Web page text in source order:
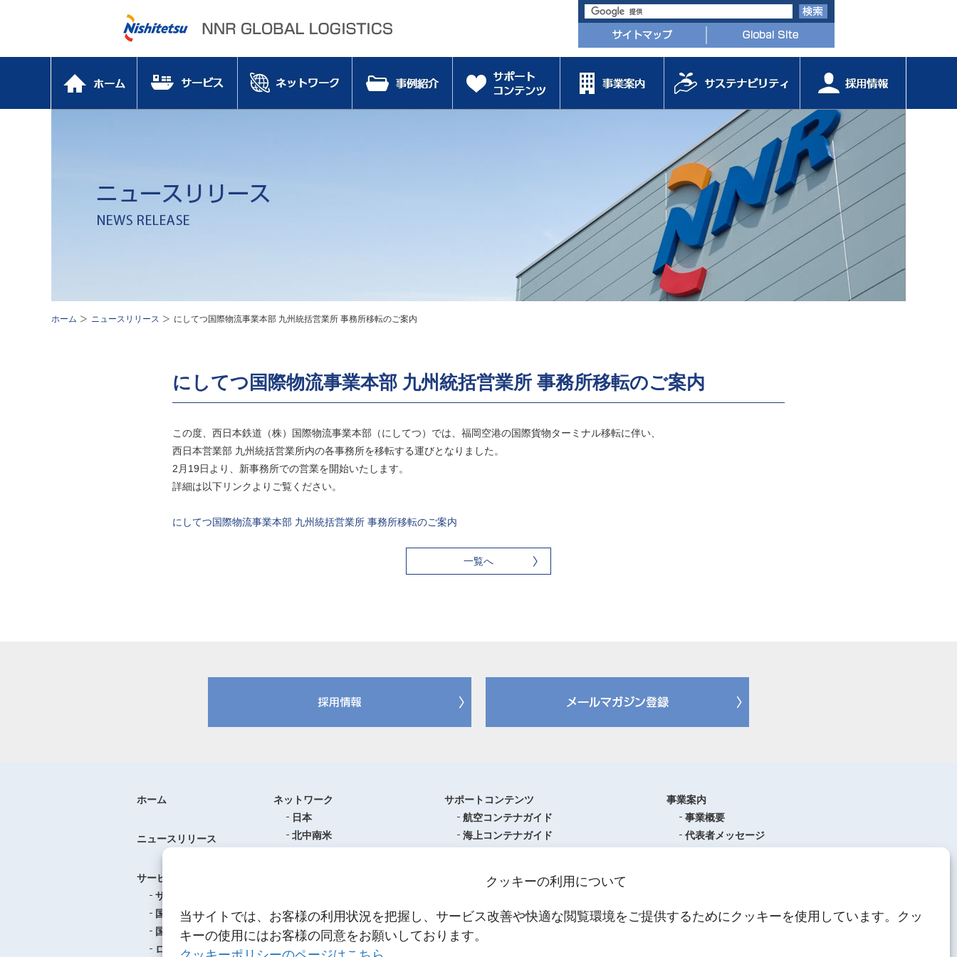
クッキーの利用について
当サイトでは、お客様の利用状況を把握し、サービス改善や快適な閲覧環境をご提供するためにクッキーを使用しています。クッ
キーの使用にはお客様の同意をお願いしております。
ホーム ニュースリリース にしてつ国際物流事業本部 九州統括営業所 事務所移転のご案内
にしてつ国際物流事業本部 九州統括営業所 事務所移転のご案内
この度、西日本鉄道（株）国際物流事業本部（にしてつ）では、福岡空港の国際貨物ターミナル移転に伴い、
西日本営業部 九州統括営業所内の各事務所を移転する運びとなりました。
2月19日より、新事務所での営業を開始いたします。
詳細は以下リンクよりご覧ください。
にしてつ国際物流事業本部 九州統括営業所 事務所移転のご案内
一覧へ
ホーム
ニュースリリース
サービス
サービスのご案内
国際航空貨物輸送
国際海上貨物輸送
ロジスティクス
ネットワーク
日本
北中南米
ロジスティクスセンター一覧
サポートコンテンツ
航空コンテナガイド
海上コンテナガイド
物流関係用語集（一覧・詳細）
インコタームズ
約款・掲示事項
事業案内
事業概要
代表者メッセージ
AEO制度について